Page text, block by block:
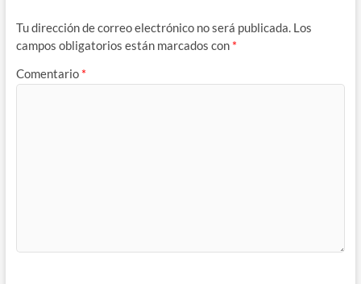
Tu dirección de correo electrónico no será publicada. Los
campos obligatorios están marcados con *
Comentario *